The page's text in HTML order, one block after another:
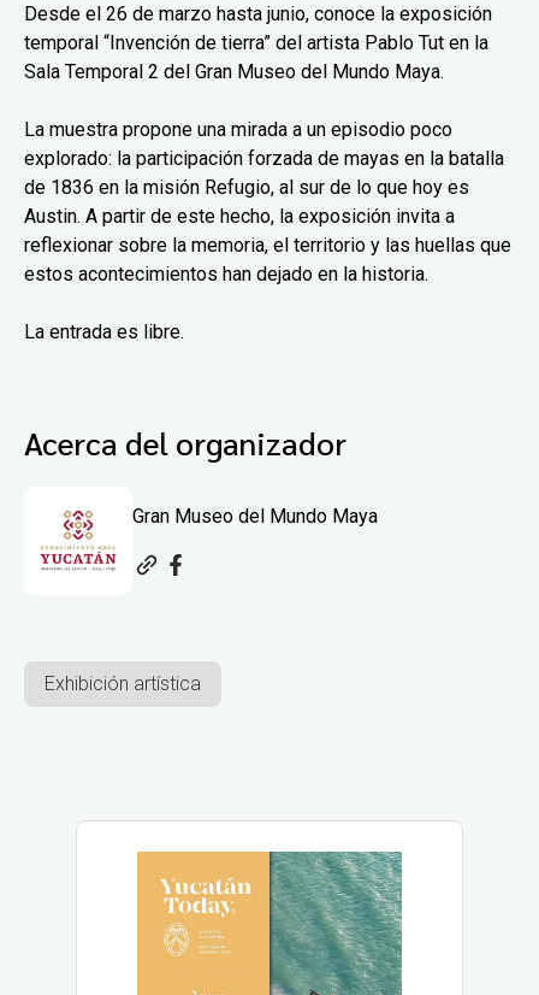
Desde el 26 de marzo hasta junio, conoce la exposición
temporal “Invención de tierra” del artista Pablo Tut en la
Sala Temporal 2 del Gran Museo del Mundo Maya.
La muestra propone una mirada a un episodio poco
explorado: la participación forzada de mayas en la batalla
de 1836 en la misión Refugio, al sur de lo que hoy es
Austin. A partir de este hecho, la exposición invita a
reflexionar sobre la memoria, el territorio y las huellas que
estos acontecimientos han dejado en la historia.
La entrada es libre.
Acerca del organizador
Gran Museo del Mundo Maya
Exhibición artística